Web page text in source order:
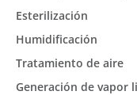
Esterilización
Humidificación
Tratamiento de aire
Generación de vapor